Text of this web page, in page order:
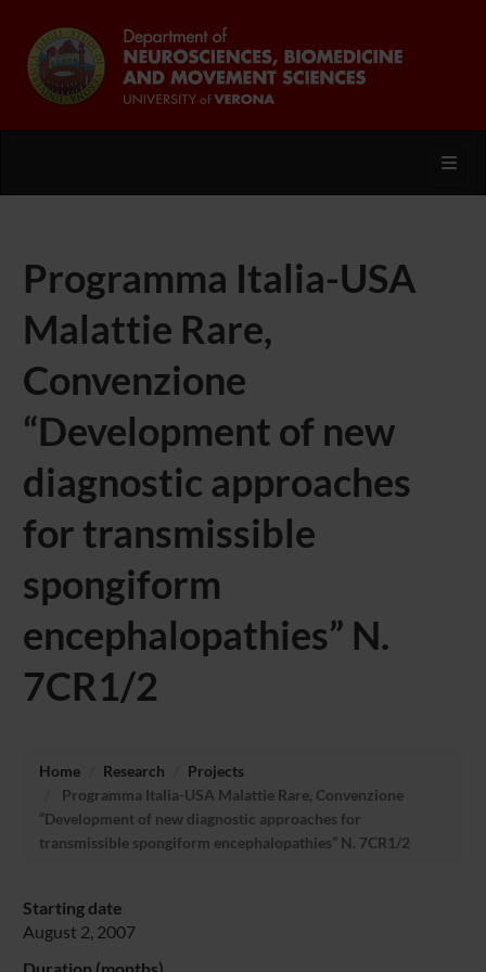
Programma Italia-USA
Malattie Rare,
Convenzione
“Development of new
diagnostic approaches
for transmissible
spongiform
encephalopathies” N.
7CR1/2
Home Research
Projects
Programma Italia-USA Malattie Rare, Convenzione
“Development of new diagnostic approaches for
transmissible spongiform encephalopathies” N. 7CR1/2
Starting date
August 2, 2007